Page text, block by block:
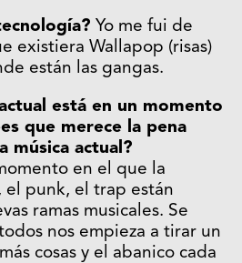
Yo me fui de
existiera Wallapop (risas)
están las gangas.
está en un momento
que merece la pena
música actual?
en el que la
el punk, el trap están
ramas musicales. Se
nos empieza a tirar un
cosas y el abanico cada